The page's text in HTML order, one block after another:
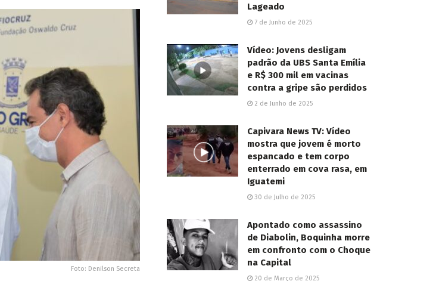
Foto: Denilson Secreta
Lageado
7 de Junho de 2025
Vídeo: Jovens desligam
padrão da UBS Santa Emília
e R$ 300 mil em vacinas
contra a gripe são perdidos
2 de Junho de 2025
Capivara News TV: Vídeo
mostra que jovem é morto
espancado e tem corpo
enterrado em cova rasa, em
Iguatemi
30 de Julho de 2025
Apontado como assassino
de Diabolin, Boquinha morre
em confronto com o Choque
na Capital
20 de Março de 2025